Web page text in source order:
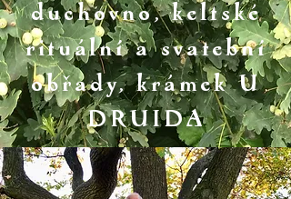
duchovno, keltské
rituální a svatební
obřady, krámek U
DRUIDA